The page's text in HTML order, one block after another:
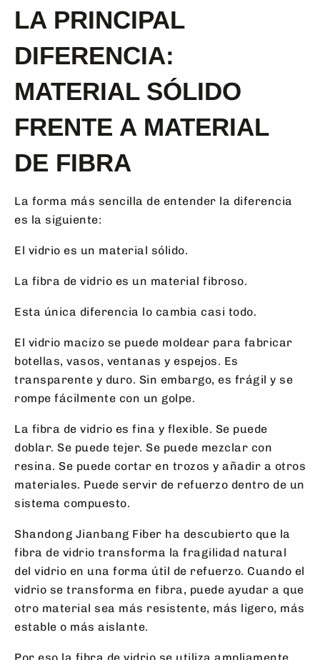
LA PRINCIPAL
DIFERENCIA:
MATERIAL SÓLIDO
FRENTE A MATERIAL
DE FIBRA
La forma más sencilla de entender la diferencia
es la siguiente:
El vidrio es un material sólido.
La fibra de vidrio es un material fibroso.
Esta única diferencia lo cambia casi todo.
El vidrio macizo se puede moldear para fabricar
botellas, vasos, ventanas y espejos. Es
transparente y duro. Sin embargo, es frágil y se
rompe fácilmente con un golpe.
La fibra de vidrio es fina y flexible. Se puede
doblar. Se puede tejer. Se puede mezclar con
resina. Se puede cortar en trozos y añadir a otros
materiales. Puede servir de refuerzo dentro de un
sistema compuesto.
Shandong Jianbang Fiber ha descubierto que la
fibra de vidrio transforma la fragilidad natural
del vidrio en una forma útil de refuerzo. Cuando el
vidrio se transforma en fibra, puede ayudar a que
otro material sea más resistente, más ligero, más
estable o más aislante.
Por eso la fibra de vidrio se utiliza ampliamente